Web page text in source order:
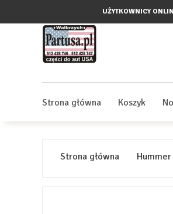
UŻYTKOWNICY
Strona główna Koszyk
Strona główna Hummer